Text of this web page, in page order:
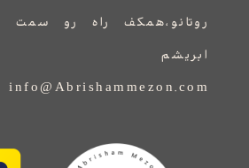
ابریشم
info@Abrishammezon.com : ایمیل